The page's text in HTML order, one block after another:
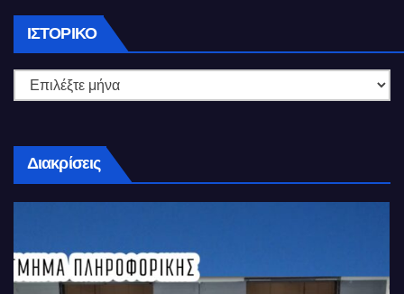
ΙΣΤΟΡΙΚΌ Ιστορικό
Διακρίσεις